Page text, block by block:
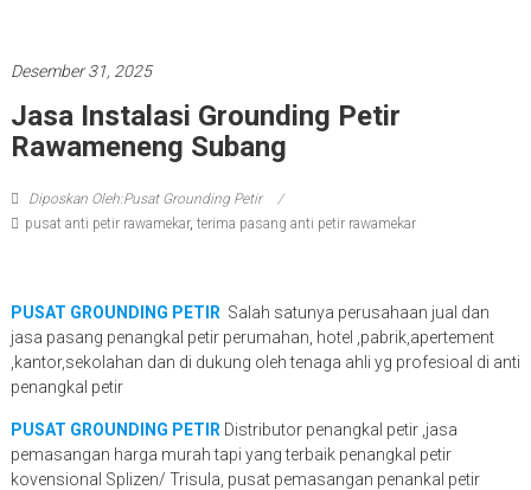
Desember 31, 2025
Jasa Instalasi Grounding Petir
Rawameneng Subang
Diposkan Oleh:Pusat Grounding Petir
pusat anti petir rawamekar, terima pasang anti petir rawamekar
PUSAT GROUNDING PETIR Salah satunya perusahaan jual dan
jasa pasang penangkal petir perumahan, hotel ,pabrik,apertement
,kantor,sekolahan dan di dukung oleh tenaga ahli yg profesioal di anti
penangkal petir
PUSAT GROUNDING PETIR Distributor penangkal petir ,jasa
pemasangan harga murah tapi yang terbaik penangkal petir
kovensional Splizen/ Trisula, pusat pemasangan penankal petir